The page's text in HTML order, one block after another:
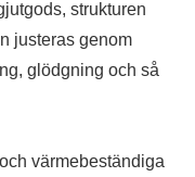
strukturen
justeras genom
glödgning och så
värmebeständiga